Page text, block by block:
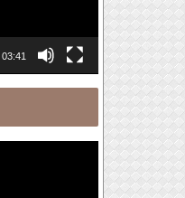
03:41